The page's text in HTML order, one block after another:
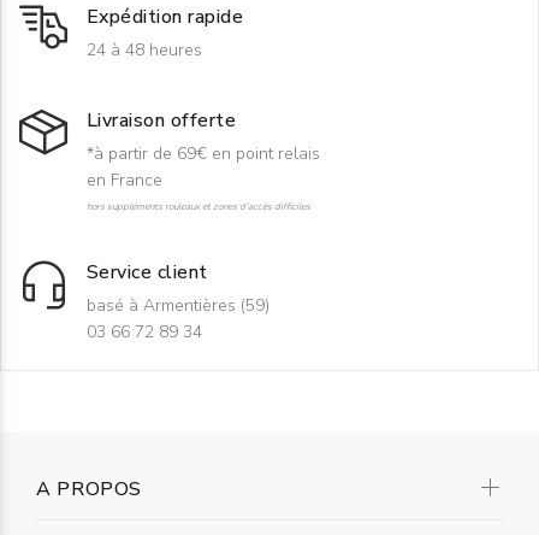
Expédition rapide
24 à 48 heures
Livraison offerte
*à partir de 69€ en point relais
en France
hors suppléments rouleaux et zones d'accès difficiles
Service client
basé à Armentières (59)
03 66 72 89 34
A PROPOS